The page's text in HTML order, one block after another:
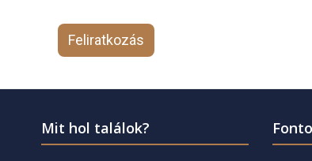
Feliratkozás
Mit hol találok?